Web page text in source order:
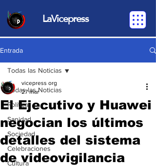
LaVicepress
Entrada
Todas las Noticias
Política
Sanidad
Sociedad
Celebraciones
Cultura
Todas las Noticias
El Ejecutivo y Huawei
negocian los últimos
detalles del sistema
de videovigilancia
vicepress org
27 mar